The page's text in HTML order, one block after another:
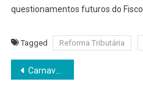
questionamentos futuros do Fisco.
Tagged Reforma Tributária
Navegação
Carnaval: por que o short stay é a melhor opção para quem quer viver a festa sem amarras